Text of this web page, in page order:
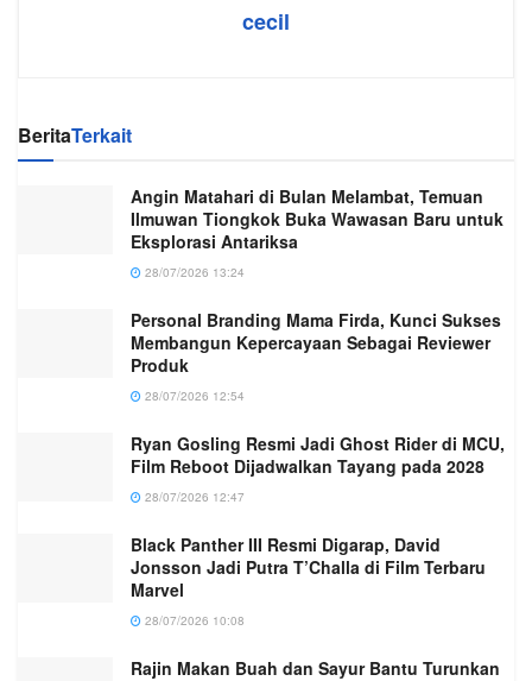
cecil
BeritaTerkait
Angin Matahari di Bulan Melambat, Temuan
Ilmuwan Tiongkok Buka Wawasan Baru untuk
Eksplorasi Antariksa
28/07/2026 13:24
Personal Branding Mama Firda, Kunci Sukses
Membangun Kepercayaan Sebagai Reviewer
Produk
28/07/2026 12:54
Ryan Gosling Resmi Jadi Ghost Rider di MCU,
Film Reboot Dijadwalkan Tayang pada 2028
28/07/2026 12:47
Black Panther III Resmi Digarap, David
Jonsson Jadi Putra T’Challa di Film Terbaru
Marvel
28/07/2026 10:08
Rajin Makan Buah dan Sayur Bantu Turunkan